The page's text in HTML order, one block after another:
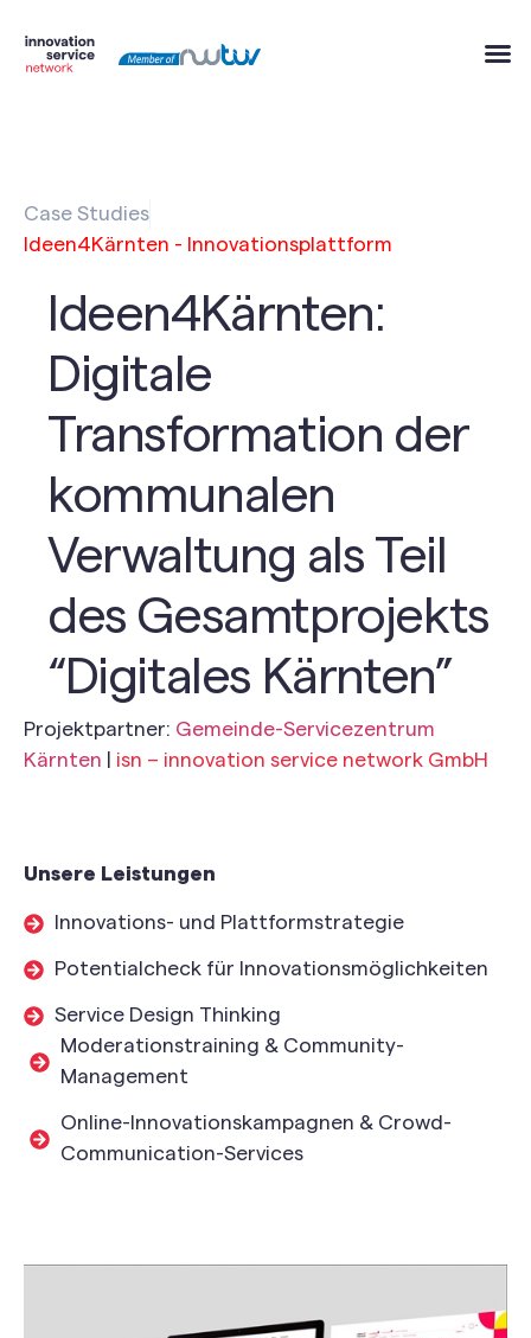
Case Studies
Ideen4Kärnten - Innovationsplattform
Ideen4Kärnten:
Digitale
Transformation der
kommunalen
Verwaltung als Teil
des Gesamtprojekts
“Digitales Kärnten”
Projektpartner: Gemeinde-Servicezentrum
Kärnten
isn – innovation service network GmbH
Unsere Leistungen
Innovations- und Plattformstrategie
Potentialcheck für Innovationsmöglichkeiten
Service Design Thinking
Moderationstraining & Community-
Management
Online-Innovationskampagnen & Crowd-
Communication-Services